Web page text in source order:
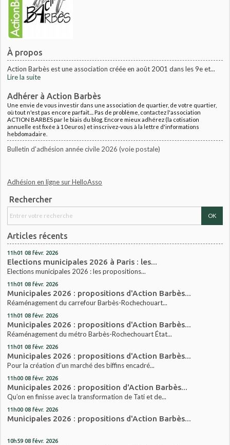
À propos
Action Barbès est une association créée en août 2001 dans les 9e et...
Lire la suite
Adhérer à Action Barbès
Une envie de vous investir dans une association de quartier, de votre quartier,
où tout n'est pas encore parfait.... Pas de problème, contactez l'association
ACTION BARBES par le biais du blog. Encore mieux adhérez (la cotisation
annuelle est fixée à 10euros) et inscrivez-vous à la lettre d'informations
hebdomadaire.
Bulletin d'adhésion année civile 2026 (voie postale)
Adhésion en ligne sur HelloAsso
Rechercher
Articles récents
11h01 08 févr. 2026
Elections municipales 2026 à Paris : les...
Elections municipales 2026 : les propositions...
11h01 08 févr. 2026
Municipales 2026 : propositions d'Action Barbès...
Réaménagement du carrefour Barbès-Rochechouart...
11h01 08 févr. 2026
Municipales 2026 : propositions d'Action Barbès...
Réaménagement du métro Barbès-Rochechouart État...
11h01 08 févr. 2026
Municipales 2026 : propositions d'Action Barbès...
Pour la création d’un marché des biffins encadré...
11h00 08 févr. 2026
Municipales 2026 : proposition d'Action Barbès...
Qu’on en finisse avec la transformation de Tati et de...
11h00 08 févr. 2026
Municipales 2026 : propositions d'Action Barbès...
10h59 08 févr. 2026